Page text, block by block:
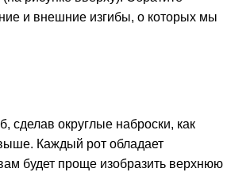
и внешние изгибы, о которых мы
сделав округлые наброски, как
Каждый рот обладает
будет проще изобразить верхнюю